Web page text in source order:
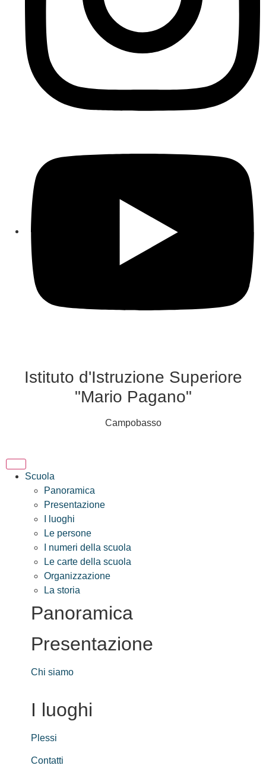
Istituto d'Istruzione Superiore
"Mario Pagano"
Campobasso
Scuola
Panoramica
Presentazione
I luoghi
Le persone
I numeri della scuola
Le carte della scuola
Organizzazione
La storia
Panoramica
Presentazione
Chi siamo
I luoghi
Plessi
Contatti